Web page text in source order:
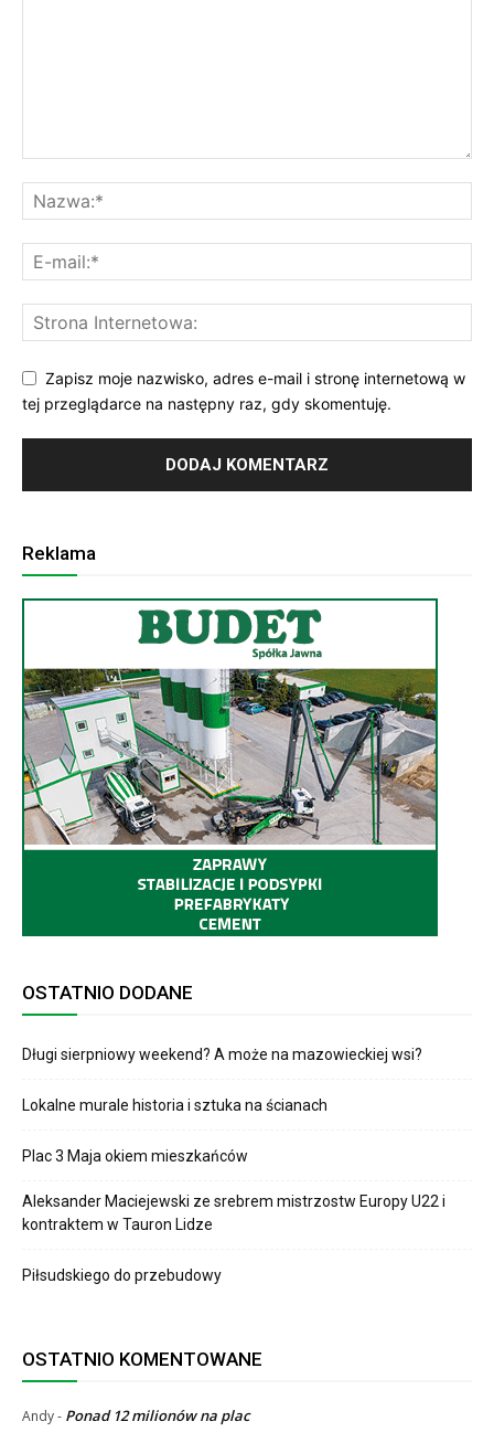
Zapisz moje nazwisko, adres e-mail i stronę internetową w
tej przeglądarce na następny raz, gdy skomentuję.
Reklama
OSTATNIO DODANE
Długi sierpniowy weekend? A może na mazowieckiej wsi?
Lokalne murale historia i sztuka na ścianach
Plac 3 Maja okiem mieszkańców
Aleksander Maciejewski ze srebrem mistrzostw Europy U22 i
kontraktem w Tauron Lidze
Piłsudskiego do przebudowy
OSTATNIO KOMENTOWANE
Andy- Ponad 12 milionów na plac